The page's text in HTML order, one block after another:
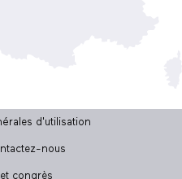
d'utilisation
nous
et congrès